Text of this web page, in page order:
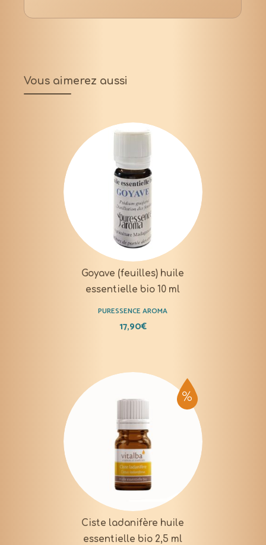
Vous aimerez aussi
Goyave (feuilles) huile
essentielle bio 10 ml
PURESSENCE AROMA
17,90€
Ciste ladanifère huile
essentielle bio 2,5 ml